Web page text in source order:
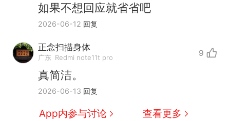
如果不想回应就省省吧
2026-06-12 回复
正念扫描身体
广东 Redmi note11t pro 9
真简洁。
2026-06-13 回复
App内参与讨论 查看更多